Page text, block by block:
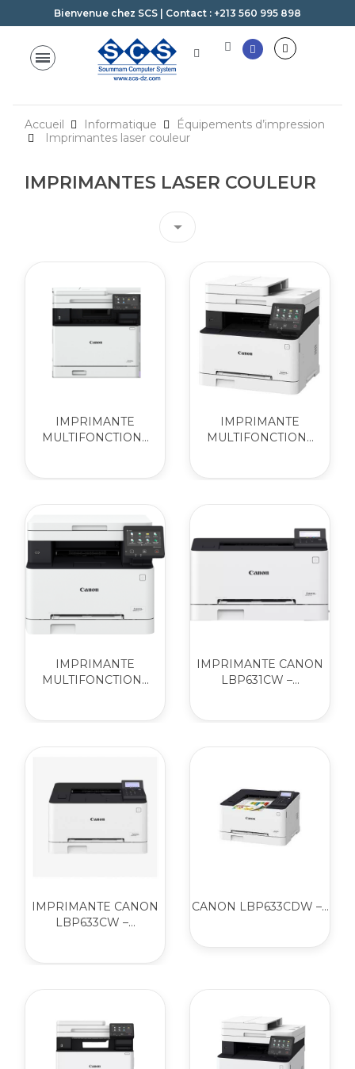
Bienvenue chez SCS | Contact : +213 560 995 898
Accueil Informatique
Équipements d’impression
Imprimantes laser couleur
IMPRIMANTES LASER COULEUR
arrow_drop_down
IMPRIMANTE
MULTIFONCTION...
IMPRIMANTE
MULTIFONCTION...
IMPRIMANTE
MULTIFONCTION...
IMPRIMANTE CANON
LBP631CW –...
IMPRIMANTE CANON
LBP633CW –...
CANON LBP633CDW –...